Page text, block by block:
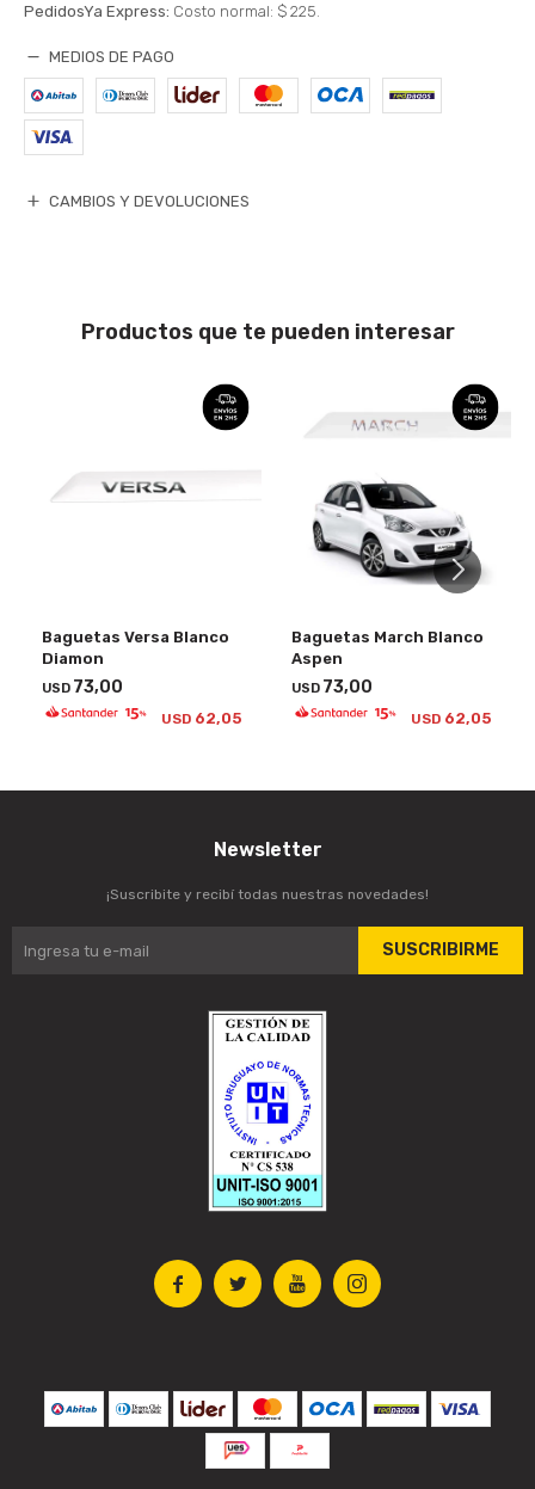
PedidosYa Express: Costo normal: $ 225.
MEDIOS DE PAGO
CAMBIOS Y DEVOLUCIONES
Productos que te pueden interesar
Baguetas Versa Blanco
Diamon
USD 73,00
USD 62,05
Baguetas March Blanco
Aspen
USD 73,00
USD 62,05
   
Newsletter
¡Suscribite y recibí todas nuestras novedades!
SUSCRIBIRME